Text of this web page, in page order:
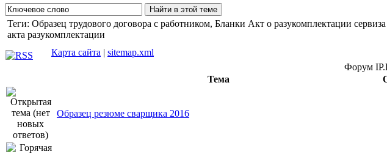
Теги: Образец трудового договора с работником, Бланки Акт о разукомплектации
акта разукомплектации
Карта сайта | sitemap.xml
Форум
Тема
Образец резюме сварщика 2016